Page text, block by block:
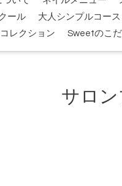
ール 大人シンプルコー
レクション
Sweetのこだ
サロ